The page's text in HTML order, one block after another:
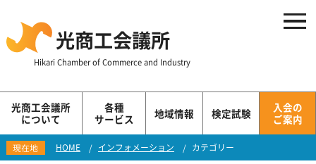
光商工会議所
Hikari Chamber of Commerce and Industry
光商工会議所
について
各種
サービス
地域情報 検定試験
入会の
ご案内
現在地 HOME インフォメーション カテゴリー